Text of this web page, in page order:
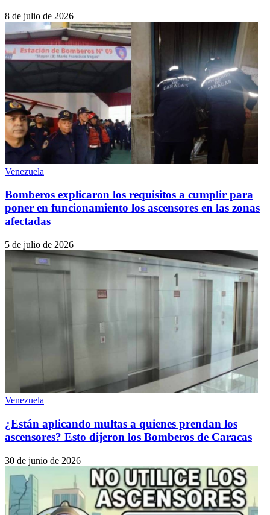
8 de julio de 2026
Venezuela
Bomberos explicaron los requisitos a cumplir para
poner en funcionamiento los ascensores en las zonas
afectadas
5 de julio de 2026
Venezuela
¿Están aplicando multas a quienes prendan los
ascensores? Esto dijeron los Bomberos de Caracas
30 de junio de 2026